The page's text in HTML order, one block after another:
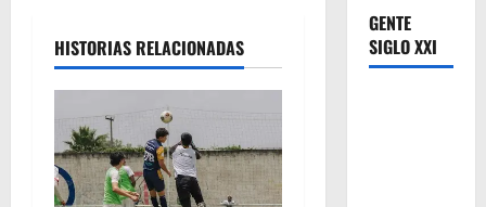
e
e
n
t
HISTORIAS RELACIONADAS
GENTE
SIGLO XXI